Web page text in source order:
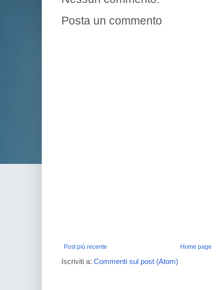
Posta un commento
Post più recente Home page
Iscriviti a: Commenti sul post (Atom)